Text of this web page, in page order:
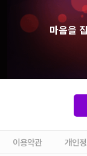
마음을
이용약관 개인